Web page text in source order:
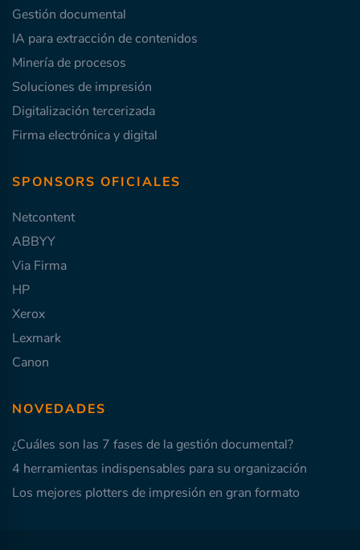
Gestión documental
IA para extracción de contenidos
Minería de procesos
Soluciones de impresión
Digitalización tercerizada
Firma electrónica y digital
SPONSORS OFICIALES
Netcontent
ABBYY
Via Firma
HP
Xerox
Lexmark
Canon
NOVEDADES
¿Cuáles son las 7 fases de la gestión documental?
4 herramientas indispensables para su organización
Los mejores plotters de impresión en gran formato